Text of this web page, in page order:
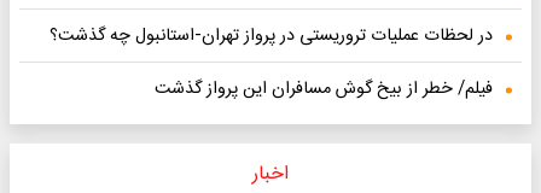
در لحظات عملیات تروریستی در پرواز تهران-استانبول چه گذشت؟
فیلم/ خطر از بیخ گوش مسافران این پرواز گذشت
اخبار